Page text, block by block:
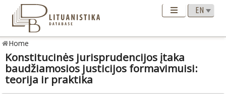
Home
Konstitucinės jurisprudencijos įtaka
baudžiamosios justicijos formavimuisi:
teorija ir praktika